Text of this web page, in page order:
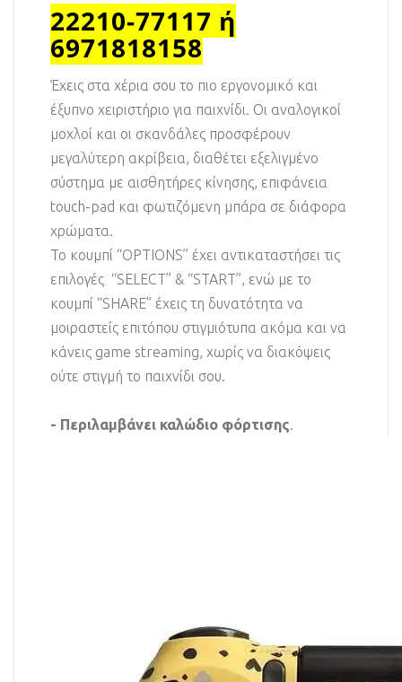
22210-77117 ή
6971818158
Έχεις στα χέρια σου το πιο εργονομικό και
έξυπνο χειριστήριο για παιχνίδι. Οι αναλογικοί
μοχλοί και οι σκανδάλες προσφέρουν
μεγαλύτερη ακρίβεια, διαθέτει εξελιγμένο
σύστημα με αισθητήρες κίνησης, επιφάνεια
touch-pad και φωτιζόμενη μπάρα σε διάφορα
χρώματα.
Το κουμπί “OPTIONS” έχει αντικαταστήσει τις
επιλογές “SELECT” & “START”, ενώ με το
κουμπί “SHARE” έχεις τη δυνατότητα να
μοιραστείς επιτόπου στιγμιότυπα ακόμα και να
κάνεις game streaming, χωρίς να διακόψεις
ούτε στιγμή το παιχνίδι σου.
- Περιλαμβάνει καλώδιο φόρτισης.